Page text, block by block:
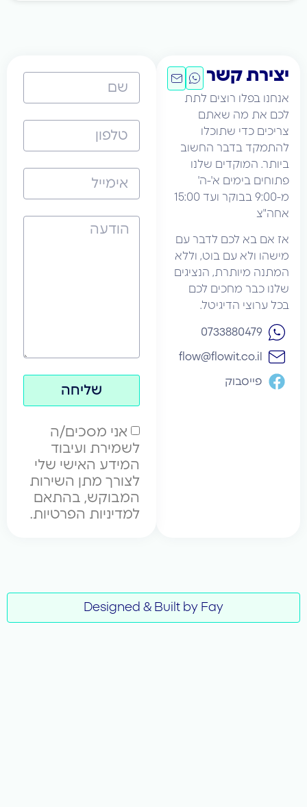
קשר
בפלו רוצים לתת
את מה שאתם
כדי שתוכלו
בדבר החשוב
המוקדים שלנו
בימים א'-ה'
מ-9:00 בבוקר ועד 15:00
בא לכם לדבר עם
ולא עם בוט, וללא
מיותרת, הנציגים
כבר מחכים לכם
הדיגיטל.
‪0733880479‬
flow@flowit.co.il
פייסבוק
אני מסכים/ה
לשמירת ועיבוד
המידע האישי שלי
לצורך מתן השירות
המבוקש, בהתאם
למדיניות הפרטיות.
Designed & Built by Fay